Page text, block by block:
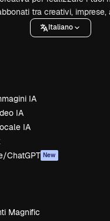
tra creativi,
Italiano
IA
IA
IA
ChatGPT New
Magnific